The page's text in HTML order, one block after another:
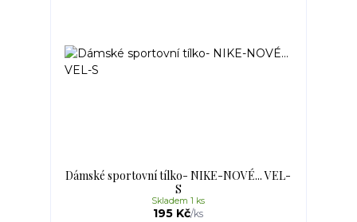
Dámské sportovní tílko- NIKE-NOVÉ... VEL-
S
195 Kč/ks
Skladem 1 ks